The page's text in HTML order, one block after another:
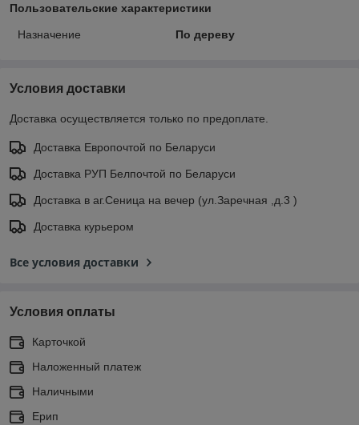
Пользовательские характеристики
Назначение По дереву
Условия доставки
Доставка осуществляется только по предоплате.
Доставка Европочтой по Беларуси
Доставка РУП Белпочтой по Беларуси
Доставка в аг.Сеница на вечер (ул.Заречная ,д.3 )
Доставка курьером
Все условия доставки
Условия оплаты
Карточкой
Наложенный платеж
Наличными
Ерип